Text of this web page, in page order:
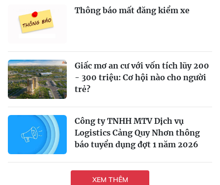
Thông báo mất đăng kiểm xe
Giấc mơ an cư với vốn tích lũy 200
- 300 triệu: Cơ hội nào cho người
trẻ?
Công ty TNHH MTV Dịch vụ
Logistics Cảng Quy Nhơn thông
báo tuyển dụng đợt 1 năm 2026
XEM THÊM